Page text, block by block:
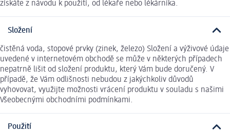
získáte z návodu k použití, od lékaře nebo lékárníka.
Složení
čistěná voda, stopové prvky (zinek, železo) Složení a výživové údaje
uvedené v internetovém obchodě se může v některých případech
nepatrně lišit od složení produktu, který Vám bude doručený. V
případě, že Vám odlišnosti nebudou z jakýchkoliv důvodů
vyhovovat, využijte možnosti vrácení produktu v souladu s našimi
Všeobecnými obchodními podmínkami.
Použití